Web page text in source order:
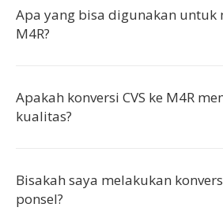
Apa yang bisa digunakan untuk
M4R?
Apakah konversi CVS ke M4R
kualitas?
Bisakah saya melakukan
ponsel?